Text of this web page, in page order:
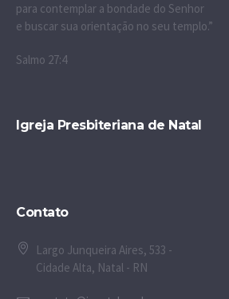
para contemplar a bondade do Senhor
e buscar sua orientação no seu templo.”
Salmo 27:4
Igreja Presbiteriana de Natal
Contato
Largo Junqueira Aires, 533 -
Cidade Alta, Natal - RN